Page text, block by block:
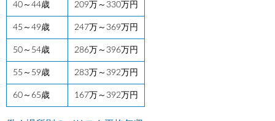
40～44歳 209万～330万円
45～49歳 247万～369万円
50～54歳 286万～396万円
55～59歳 283万～392万円
60～65歳 167万～392万円